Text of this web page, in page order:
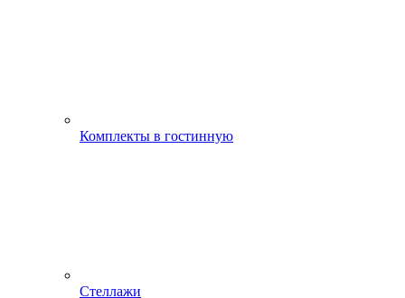
Комплекты в гостинную
Стеллажи